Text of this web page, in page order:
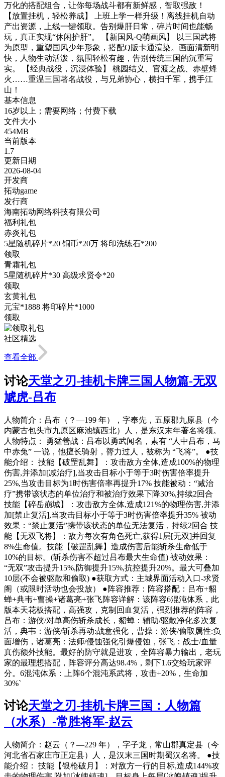
万化的搭配组合，让你每场战斗都有新鲜感，智取强敌！
【放置挂机，轻松养成】 上班上学一样升级！离线挂机自动
产出资源，上线一键领取。告别爆肝日常，碎片时间也能畅
玩，真正实现“休闲护肝”。 【新国风·Q萌画风】 以三国武将
为原型，重塑国风少年形象，搭配Q版卡通渲染。画面清新明
快，人物生动活泼，氛围轻松有趣，告别传统三国的沉重写
实。 【经典战役，沉浸体验】 桃园结义、官渡之战、赤壁烽
火……重温三国著名战役，与兄弟协心，横扫千军，携手江
山！
基本信息
16岁以上；需要网络；付费下载
文件大小
454MB
当前版本
1.7
更新日期
2026-08-04
开发商
拓动game
发行商
海南拓动网络科技有限公司
福利礼包
赤炎礼包
5星随机碎片*20 铜币*20万 将印洗练石*200
领取
青霜礼包
5星随机碎片*30 高级求贤令*20
领取
玄黄礼包
元宝*1888 将印碎片*1000
领取
社区精选
查看全部
讨论天堂之刃-挂机卡牌三国人物篇-无双
虓虎-吕布
人物简介：吕布（？—199 年），字奉先，五原郡九原县（今
内蒙古包头市九原区麻池镇西北）人，是东汉末年著名将领。
人物特点： 勇猛善战：吕布以勇武闻名，素有 “人中吕布，马
中赤兔” 一说，他擅长骑射，膂力过人，被称为 “飞将”。 ●技
能介绍： 技能【破罡乱舞】：攻击敌方全体,造成100%的物理
伤害,并添加[减治疗],当攻击目标小于等于3时伤害倍率提升
25%,当攻击目标为1时伤害倍率再提升17% 技能被动：“减治
疗”携带该状态的单位治疗和被治疗效果下降30%,持续2回合
技能【碎岳崩城】：攻击敌方全体,造成121%的物理伤害,并添
加[禁止复活],当攻击目标小于等于3时伤害倍率提升35% 被动
效果：“禁止复活”携带该状态的单位无法复活，持续2回合 技
能【无双飞将】：敌方每次有角色死亡,获得1层[无双]并回复
8%生命值。技能【破罡乱舞】造成伤害后能斩杀生命低于
10%的目标。(斩杀伤害不超过吕布最大生命值) 被动效果：
“无双”攻击提升15%,防御提升15%,抗控提升20%。最大可叠加
10层(不会被驱散和偷取) ●获取方式：主城界面活动入口-求贤
阁（或限时活动也会投放） ●阵容推荐：阵容搭配：吕布+貂
蝉+典韦+曹操+诸葛亮+张飞阵容详解：该阵容6混沌体系，此
版本天花板搭配，高强攻，克制回血复活，强烈推荐的阵容，
吕布：游侠/对单高伤斩杀成长，貂蝉：辅助/驱散净化多次复
活，典韦：游侠/斩杀再动:战意强化，曹操：游侠/偷取属性:负
面增伤，诸葛亮：法师/侵蚀强化引爆侵蚀，张飞：战士/血量
真伤额外技能。最好的防守就是进攻，全阵容暴力输出，老玩
家的最理想搭配，阵容评分高达98.4%，剩下1.6交给玩家评
分。6混沌体系：上阵6个混沌系武将，攻击+20%，生命加
30%`
讨论天堂之刃-挂机卡牌三国：人物篇
（水系）-常胜将军-赵云
人物简介：赵云（？—229 年），字子龙，常山郡真定县（今
河北省石家庄市正定县）人，是汉末三国时期蜀汉名将。 ●技
能介绍： 技能【银枪破月】：对敌方一行的目标,造成144%攻